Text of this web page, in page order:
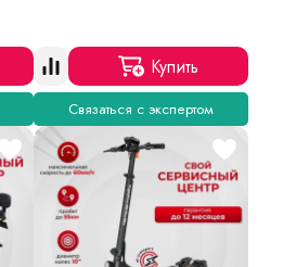
Купить
Связаться с экспертом